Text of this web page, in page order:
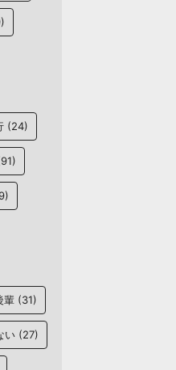
(24)
輩 (31)
い (27)